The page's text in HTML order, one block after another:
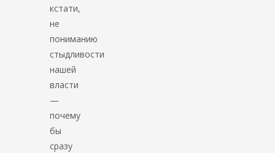
кстати,
не
пониманию
стыдливости
нашей
власти
—
почему
бы
сразу